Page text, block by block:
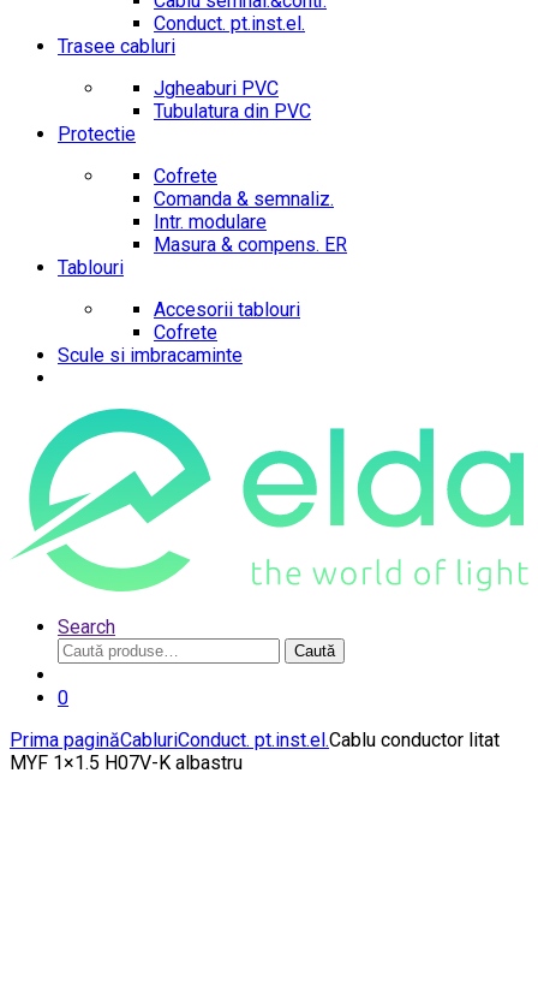
Conduct. pt.inst.el.
Trasee cabluri
Jgheaburi PVC
Tubulatura din PVC
Protectie
Cofrete
Comanda & semnaliz.
Intr. modulare
Masura & compens. ER
Tablouri
Accesorii tablouri
Cofrete
Scule si imbracaminte
Search
Caută
după:
Caută
0
Prima paginăCabluriConduct. pt.inst.el.Cablu conductor litat
MYF 1×1.5 H07V-K albastru